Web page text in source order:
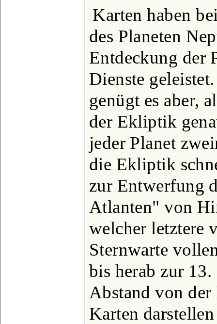
Karten haben
des Planeten
Entdeckung der
Dienste
genügt es aber,
der Ekliptik
jeder Planet
die Ekliptik
zur Entwerfung
Atlanten" von
welcher letztere
Sternwarte
bis herab zur
Abstand von
Karten